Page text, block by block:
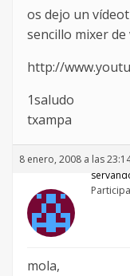
os dejo un
sencillo mixer
http://
1saludo
txampa
8 enero, 2008 a las
mola,